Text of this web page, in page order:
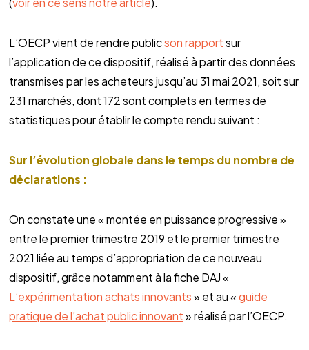
L’OECP vient de rendre publicson rapportsur
l’application de ce dispositif, réalisé à partir des données
transmises par les acheteurs jusqu’au 31 mai 2021, soit sur
231 marchés, dont 172 sont complets en termes de
statistiques pour établir le compte rendu suivant :
Sur l’évolution globale dans le temps du nombre de
déclarations :
On constate une « montée en puissance progressive »
entre le premier trimestre 2019 et le premier trimestre
2021 liée au temps d’appropriation de ce nouveau
dispositif, grâce notamment à la fiche DAJ «
L’expérimentation achats innovants» et au «guide
pratique de l’achat public innovant» réalisé par l’OECP.